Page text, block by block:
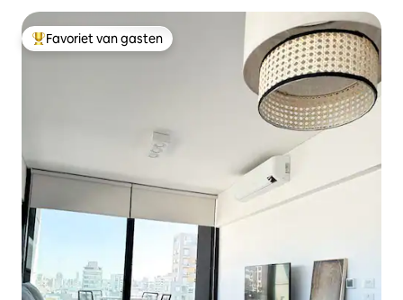
Topfavoriet van gasten
Favoriet van gasten